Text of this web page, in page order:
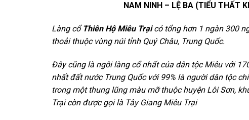
NAM NINH – LỆ BA (TIỂU THẤT
Làng cổThiên Hộ Miêu Trạicó tổng hơn 1 ngàn 300
thoải thuộc vùng núi tỉnh Quý Châu, Trung Quốc.
Đây cũng là ngôi làng cổ nhất của dân tộc Miêu với
nhất đất nước Trung Quốc với 99% là người dân tộc
trong một thung lũng màu mỡ thuộc huyện Lôi Sơn,
Trại còn được gọi là Tây Giang Miêu Trại